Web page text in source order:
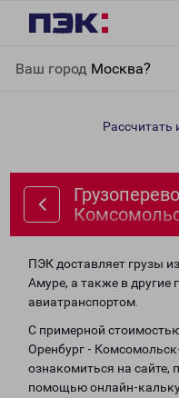
Ваш город Москва?
Комсомольск-на-Амуре
Рассчитать
ПЭК доставляет грузы
Амуре, а также в
авиатранспортом.
С примерной
Оренбург -
ознакомиться на сайте,
помощью онлайн-